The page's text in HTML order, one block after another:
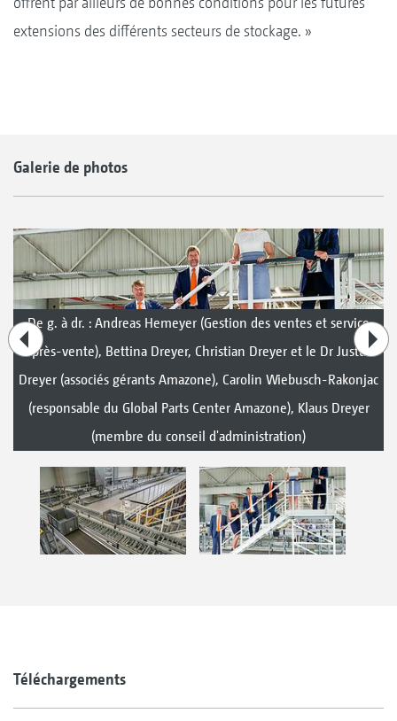
extensions des différents secteurs de stockage. »
Galerie de photos
De g. à dr. : Andreas Hemeyer (Gestion des ventes et service
après-vente), Bettina Dreyer, Christian Dreyer et le Dr Justus
Dreyer (associés gérants Amazone), Carolin Wiebusch-Rakonjac
(responsable du Global Parts Center Amazone), Klaus Dreyer
(membre du conseil d'administration)
Téléchargements